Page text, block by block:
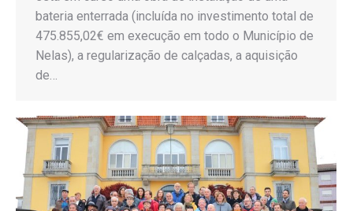
bateria enterrada (incluída no investimento total de
475.855,02€ em execução em todo o Município de
Nelas), a regularização de calçadas, a aquisição
de…